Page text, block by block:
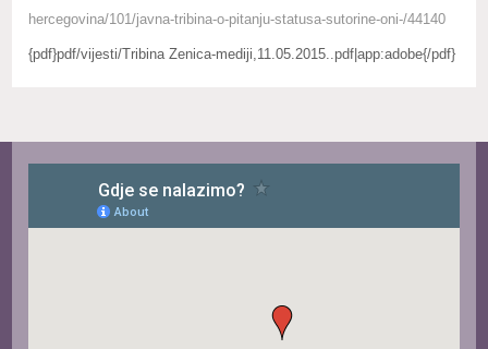
hercegovina/101/javna-tribina-o-pitanju-statusa-sutorine-oni-/44140
{pdf}pdf/vijesti/Tribina Zenica-mediji,11.05.2015..pdf|app:adobe{/pdf}